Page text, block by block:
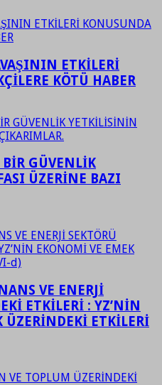
ETKİLERİ
KÖTÜ HABER
BİR GÜVENLİK
ÜZERİNE BAZI
VE ENERJİ
ETKİLERİ : YZ’NİN
ÜZERİNDEKİ ETKİLERİ